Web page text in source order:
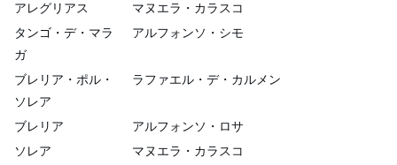
アレグリアス
マヌエラ・カラスコ
タンゴ・デ・マラ
ガ
アルフォンソ・シモ
ブレリア・ポル・
ソレア
ラファエル・デ・カルメン
ブレリア
アルフォンソ・ロサ
ソレア
マヌエラ・カラスコ